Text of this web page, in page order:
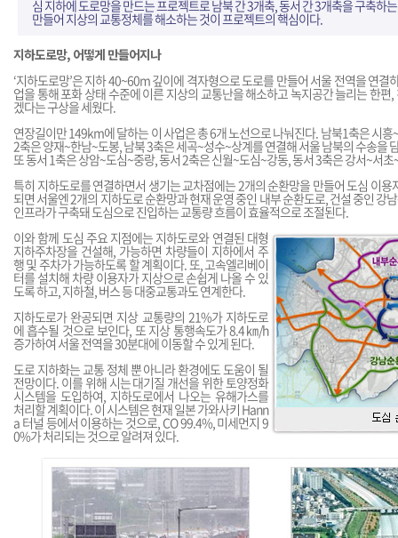
심 지하에 도로망을 만드는 프로젝트로 남북 간 3개축, 동서 간 3개축을 구축하
만들어 지상의 교통정체를 해소하는 것이 프로젝트의 핵심이다.
지하도로망, 어떻게 만들어지나
‘지하도로망’은 지하 40~60m 깊이에 격자형으로 도로를 만들어 서울 전역을 연결
업을 통해 포화 상태 수준에 이른 지상의 교통난을 해소하고 녹지공간 늘리는 한편
겠다는 구상을 세웠다.
연장길이만 149km에 달하는 이 사업은 총 6개 노선으로 나눠진다. 남북1축은 시
2축은 양재~한남~도봉, 남북 3축은 세곡~성수~상계를 연결해 서울 남북의 수송을
또 동서 1축은 상암~도심~중랑, 동서 2축은 신월~도심~강동, 동서 3축은 강서~서
특히 지하도로를 연결하면서 생기는 교차점에는 2개의 순환망을 만들어 도심 이용
되면 서울엔 2개의 지하도로 순환망과 현재 운영 중인 내부 순환도로, 건설 중인 강
인프라가 구축돼 도심으로 진입하는 교통량 흐름이 효율적으로 조절된다.
이와 함께 도심 주요 지점에는 지하도로와 연결된 대형
지하주차장을 건설해, 가능하면 차량들이 지하에서 주
행 및 주차가 가능하도록 할 계획이다. 또, 고속엘리베이
터를 설치해 차량 이용자가 지상으로 손쉽게 나올 수 있
도록 하고, 지하철, 버스 등 대중교통과도 연계한다.
지하도로가 완공되면 지상 교통량의 21%가 지하도로
에 흡수될 것으로 보인다, 또 지상 통행속도가 8.4㎞/h
증가하여 서울 전역을 30분대에 이동할 수 있게 된다.
도로 지하화는 교통 정체 뿐 아니라 환경에도 도움이 될
전망이다. 이를 위해 시는 대기질 개선을 위한 토양정화
시스템을 도입하여, 지하도로에서 나오는 유해가스를
처리할 계획이다. 이 시스템은 현재 일본 가와사키 Hann
a 터널 등에서 이용하는 것으로, CO 99.4%, 미세먼지 9
0%가 처리되는 것으로 알려져 있다.